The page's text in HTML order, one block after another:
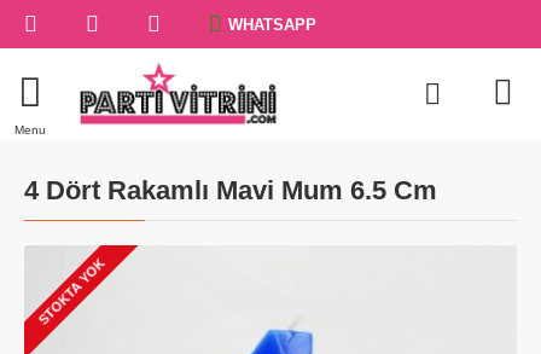
WHATSAPP
4 Dört Rakamlı Mavi Mum 6.5 Cm
STOKTA YOK